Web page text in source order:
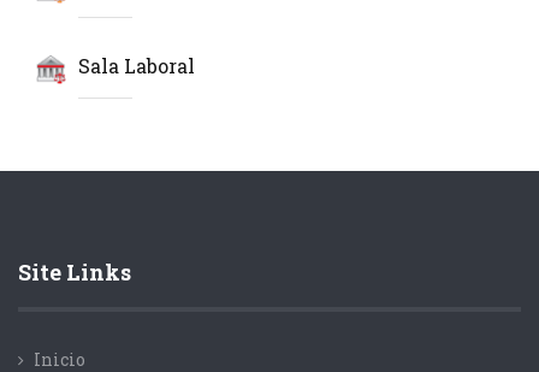
Sala Laboral
Site Links
Inicio